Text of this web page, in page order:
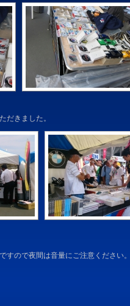
だきました。
ので夜間は音量にご注意ください。